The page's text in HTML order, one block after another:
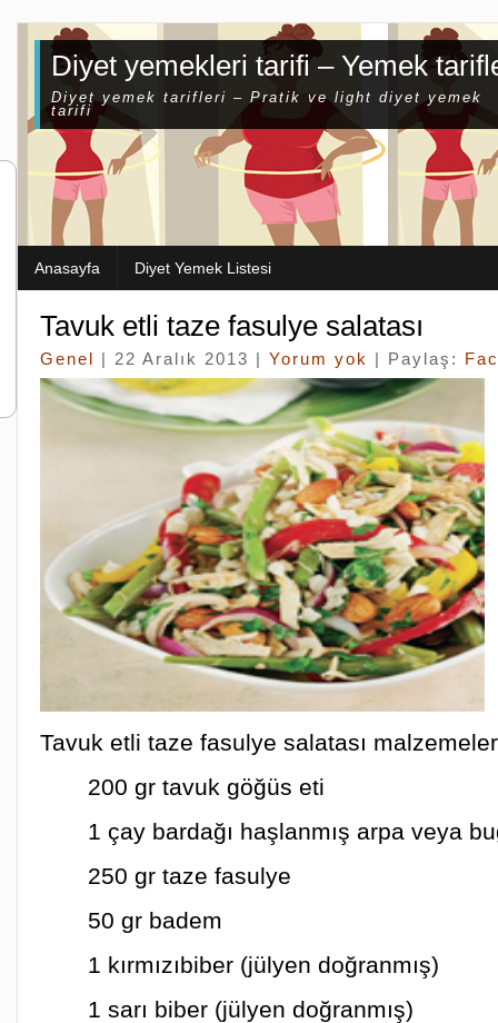
Diyet yemekleri tarifi – Yemek
Diyet yemek tarifleri – Pratik ve light diyet yemek
tarifi
Anasayfa Diyet Yemek Listesi
Tavuk etli taze fasulye salatası
Genel | 22 Aralık 2013 | Yorum yok | Paylaş:
Tavuk etli taze fasulye salatası
200 gr tavuk göğüs eti
1 çay bardağı haşlanmış arpa veya
250 gr taze fasulye
50 gr badem
1 kırmızıbiber (jülyen doğranmış)
1 sarı biber (jülyen doğranmış)